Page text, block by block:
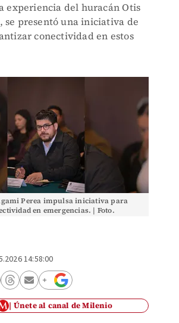
experiencia del huracán Otis
se presentó una iniciativa de
conectividad en estos
Perea impulsa iniciativa para
en emergencias. | Foto.
14:58:00
Únete al canal de Milenio